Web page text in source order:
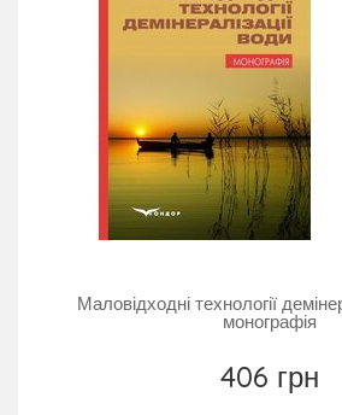
Маловідходні технології
монографія
406 грн